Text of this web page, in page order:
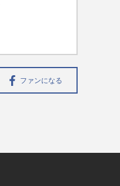
ファンになる